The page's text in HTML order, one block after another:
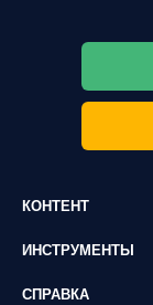
КОНТЕНТ
ИНСТРУМЕНТЫ
СПРАВКА